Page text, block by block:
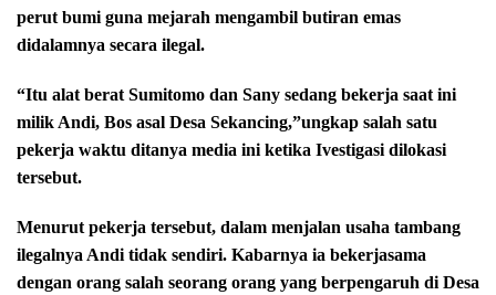
perut bumi guna mejarah mengambil butiran emas
didalamnya secara ilegal.
“Itu alat berat Sumitomo dan Sany sedang bekerja saat ini
milik Andi, Bos asal Desa Sekancing,”ungkap salah satu
pekerja waktu ditanya media ini ketika Ivestigasi dilokasi
tersebut.
Menurut pekerja tersebut, dalam menjalan usaha tambang
ilegalnya Andi tidak sendiri. Kabarnya ia bekerjasama
dengan orang salah seorang orang yang berpengaruh di Desa